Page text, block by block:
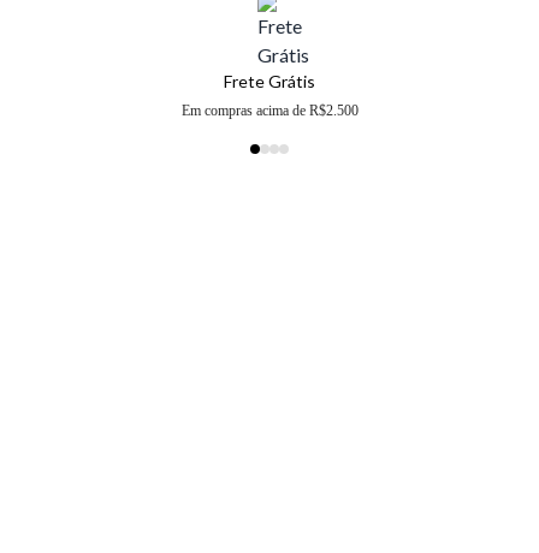
Frete Grátis
Em compras acima de R$2.500